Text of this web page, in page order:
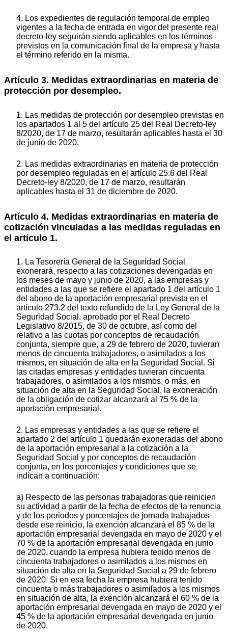
4. Los expedientes de regulación temporal de empleo
vigentes a la fecha de entrada en vigor del presente real
decreto-ley seguirán siendo aplicables en los términos
previstos en la comunicación final de la empresa y hasta
el término referido en la misma.
Artículo 3. Medidas extraordinarias en materia de
protección por desempleo.
1. Las medidas de protección por desempleo previstas en
los apartados 1 al 5 del artículo 25 del Real Decreto-ley
8/2020, de 17 de marzo, resultarán aplicables hasta el 30
de junio de 2020.
2. Las medidas extraordinarias en materia de protección
por desempleo reguladas en el artículo 25.6 del Real
Decreto-ley 8/2020, de 17 de marzo, resultarán
aplicables hasta el 31 de diciembre de 2020.
Artículo 4. Medidas extraordinarias en materia de
cotización vinculadas a las medidas reguladas en
el artículo 1.
1. La Tesorería General de la Seguridad Social
exonerará, respecto a las cotizaciones devengadas en
los meses de mayo y junio de 2020, a las empresas y
entidades a las que se refiere el apartado 1 del artículo 1
del abono de la aportación empresarial prevista en el
artículo 273.2 del texto refundido de la Ley General de la
Seguridad Social, aprobado por el Real Decreto
Legislativo 8/2015, de 30 de octubre, así como del
relativo a las cuotas por conceptos de recaudación
conjunta, siempre que, a 29 de febrero de 2020, tuvieran
menos de cincuenta trabajadores, o asimilados a los
mismos, en situación de alta en la Seguridad Social. Si
las citadas empresas y entidades tuvieran cincuenta
trabajadores, o asimilados a los mismos, o más, en
situación de alta en la Seguridad Social, la exoneración
de la obligación de cotizar alcanzará al 75 % de la
aportación empresarial.
2. Las empresas y entidades a las que se refiere el
apartado 2 del artículo 1 quedarán exoneradas del abono
de la aportación empresarial a la cotización a la
Seguridad Social y por conceptos de recaudación
conjunta, en los porcentajes y condiciones que se
indican a continuación:
a) Respecto de las personas trabajadoras que reinicien
su actividad a partir de la fecha de efectos de la renuncia
y de los periodos y porcentajes de jornada trabajados
desde ese reinicio, la exención alcanzará el 85 % de la
aportación empresarial devengada en mayo de 2020 y el
70 % de la aportación empresarial devengada en junio
de 2020, cuando la empresa hubiera tenido menos de
cincuenta trabajadores o asimilados a los mismos en
situación de alta en la Seguridad Social a 29 de febrero
de 2020. Si en esa fecha la empresa hubiera tenido
cincuenta o más trabajadores o asimilados a los mismos
en situación de alta, la exención alcanzará el 60 % de la
aportación empresarial devengada en mayo de 2020 y el
45 % de la aportación empresarial devengada en junio
de 2020.